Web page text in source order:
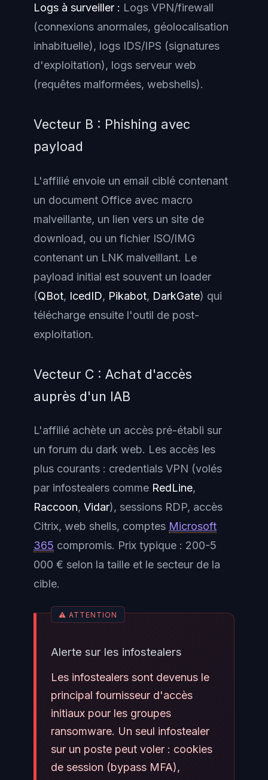
Logs à surveiller : Logs VPN/firewall
(connexions anormales, géolocalisation
inhabituelle), logs IDS/IPS (signatures
d'exploitation), logs serveur web
(requêtes malformées, webshells).
Vecteur B : Phishing avec
payload
L'affilié envoie un email ciblé contenant
un document Office avec macro
malveillante, un lien vers un site de
download, ou un fichier ISO/IMG
contenant un LNK malveillant. Le
payload initial est souvent un loader
(QBot, IcedID, Pikabot, DarkGate) qui
télécharge ensuite l'outil de post-
exploitation.
Vecteur C : Achat d'accès
auprès d'un IAB
L'affilié achète un accès pré-établi sur
un forum du dark web. Les accès les
plus courants : credentials VPN (volés
par infostealers comme RedLine,
Raccoon, Vidar), sessions RDP, accès
Citrix, web shells, comptes Microsoft
365 compromis. Prix typique : 200-5
000 € selon la taille et le secteur de la
cible.
Alerte sur les infostealers
Les infostealers sont devenus le
principal fournisseur d'accès
initiaux pour les groupes
ransomware. Un seul infostealer
sur un poste peut voler : cookies
de session (bypass MFA),